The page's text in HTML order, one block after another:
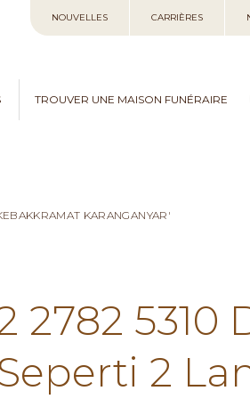
au
NOUVELLES CARRIÈRES
TROUVER UNE MAISON FUNÉRAIRE
KARANGANYAR'
2782 5310
2